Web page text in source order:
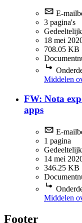
E-
3 pagina's
18 mei
708.05 KB
Middelen
FW: Nota
apps
E-
1 pagina
14 mei
346.25 KB
Middelen
Footer